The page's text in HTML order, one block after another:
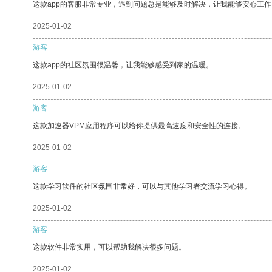
这款app的客服非常专业，遇到问题总是能够及时解决，让我能够安心工
2025-01-02
游客
这款app的社区氛围很温馨，让我能够感受到家的温暖。
2025-01-02
游客
这款加速器VPM应用程序可以给你提供最高速度和安全性的连接。
2025-01-02
游客
这款学习软件的社区氛围非常好，可以与其他学习者交流学习心得。
2025-01-02
游客
这款软件非常实用，可以帮助我解决很多问题。
2025-01-02